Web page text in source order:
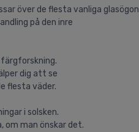
över de flesta vanliga
på den inre
färgforskning.
dig att se
flesta väder.
i solsken.
om man önskar det.